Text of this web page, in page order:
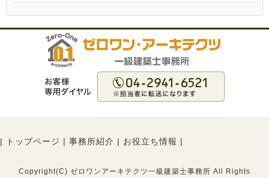
| トップページ | 事務所紹介 | お役立ち情報 |
Copyright(C) ゼロワンアーキテクツ一級建築士事務所 All Rights